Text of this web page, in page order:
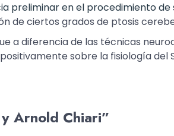
preliminar en el procedimiento de
de ciertos grados de ptosis
a diferencia de las técnicas
sobre la fisiología del
Arnold Chiari”